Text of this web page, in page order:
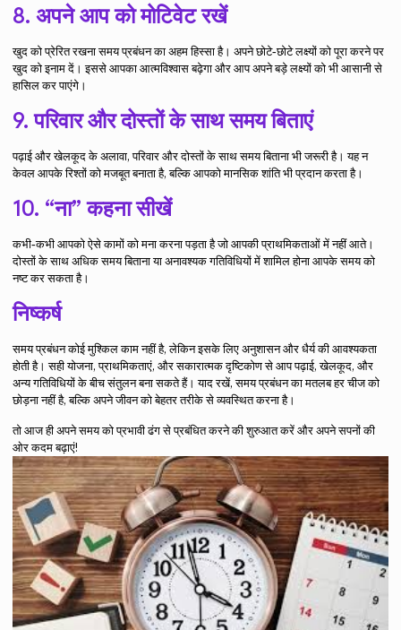
8. अपने आप को मोटिवेट रखें
खुद को प्रेरित रखना समय प्रबंधन का अहम हिस्सा है। अपने छोटे-छोटे लक्ष्यों को पूरा करने पर
खुद को इनाम दें। इससे आपका आत्मविश्वास बढ़ेगा और आप अपने बड़े लक्ष्यों को भी आसानी से
हासिल कर पाएंगे।
9. परिवार और दोस्तों के साथ समय बिताएं
पढ़ाई और खेलकूद के अलावा, परिवार और दोस्तों के साथ समय बिताना भी जरूरी है। यह न
केवल आपके रिश्तों को मजबूत बनाता है, बल्कि आपको मानसिक शांति भी प्रदान करता है।
10. “ना” कहना सीखें
कभी-कभी आपको ऐसे कामों को मना करना पड़ता है जो आपकी प्राथमिकताओं में नहीं आते।
दोस्तों के साथ अधिक समय बिताना या अनावश्यक गतिविधियों में शामिल होना आपके समय को
नष्ट कर सकता है।
निष्कर्ष
समय प्रबंधन कोई मुश्किल काम नहीं है, लेकिन इसके लिए अनुशासन और धैर्य की आवश्यकता
होती है। सही योजना, प्राथमिकताएं, और सकारात्मक दृष्टिकोण से आप पढ़ाई, खेलकूद, और
अन्य गतिविधियों के बीच संतुलन बना सकते हैं। याद रखें, समय प्रबंधन का मतलब हर चीज को
छोड़ना नहीं है, बल्कि अपने जीवन को बेहतर तरीके से व्यवस्थित करना है।
तो आज ही अपने समय को प्रभावी ढंग से प्रबंधित करने की शुरुआत करें और अपने सपनों की
ओर कदम बढ़ाएं!